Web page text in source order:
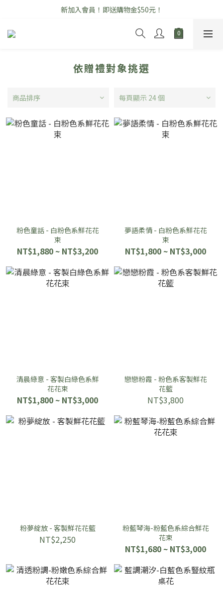
\ 七夕情人節花禮早鳥優惠中 /
新加入會員！即送購物金$50元！
開幕高架花籃全品項享「免運」優惠！
依贈禮對象挑選
商品排序 每頁顯示 24 個
粉色童話 - 白粉色系鮮花花
束
NT$1,880 ~ NT$3,200
夢語柔情 - 白粉色系鮮花花
束
NT$1,800 ~ NT$3,000
清晨綠意 - 客製白綠色系鮮
花花束
NT$1,800 ~ NT$3,000
戀戀粉霞 - 粉色系客製鮮花
花籃
NT$3,800
粉夢綻放 - 客製鮮花花籃
NT$2,250
粉藍琴海-粉藍色系綜合鮮花
花束
NT$1,680 ~ NT$3,000